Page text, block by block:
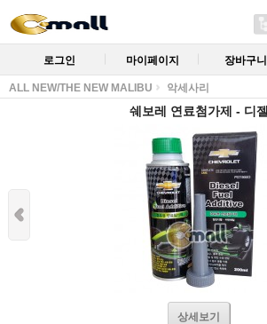
로그인 마이페이지 장바구니
ALL NEW/THE NEW MALIBU 악세사리
쉐보레 연료첨가제 - 디젤
상세보기